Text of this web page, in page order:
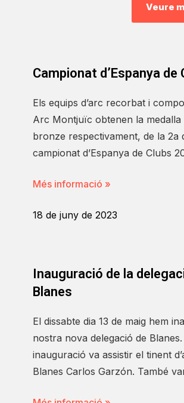
Veure
Campionat d’Espanya de
Els equips d’arc recorbat i
Arc Montjuïc obtenen la medalla
bronze respectivament, de la 2a
campionat d’Espanya de Clubs
Més informació »
18 de juny de 2023
Inauguració de la
Blanes
El dissabte dia 13 de maig hem
nostra nova delegació de
inauguració va assistir el tinent
Blanes Carlos Garzón. També